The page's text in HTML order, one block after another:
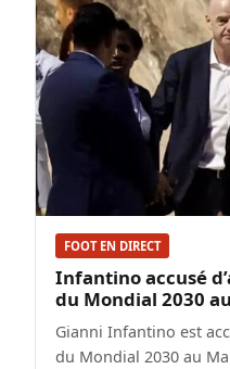
FOOT EN DIRECT
Infantino accusé
du Mondial 2030
Gianni Infantino est
du Mondial 2030 au